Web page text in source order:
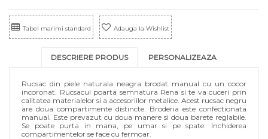
Tabel marimi standard Adauga la Wishlist
DESCRIERE PRODUS PERSONALIZEAZA
Rucsac din piele naturala neagra brodat manual cu un cocor
incoronat. Rucsacul poarta semnatura Rena si te va cuceri prin
calitatea materialelor si a accesoriilor metalice. Acest rucsac negru
are doua compartimente distincte. Broderia este confectionata
manual. Este prevazut cu doua manere si doua barete reglabile.
Se poate purta in mana, pe umar si pe spate. Inchiderea
compartimentelor se face cu fermoar.